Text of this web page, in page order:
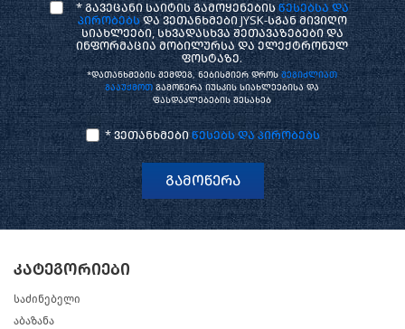
* გავეცანი საიტის გამოყენებისწესებსა და
პირობებსდა ვეთანხმები JYSK-სგან მივიღო
სიახლეები, სხვადასხვა შეთავაზებები და
ინფორმაცია მობილურსა და ელექტრონულ
ფოსტაზე.
*დათანხმების შემდეგ, ნებისმიერ დროს შეგიძლიათ
გააუქმოთგამოწერა იუსკის სიახლეებისა და
ფასდაკლებების შესახებ
* ვეთანხმები წესებს და პირობებს
გამოწერა
კატეგორიები
საძინებელი
აბაზანა